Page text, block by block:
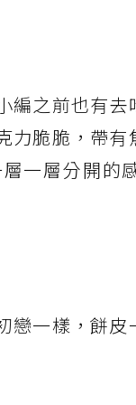
之前也有
脆脆，帶
一層分開的
戀一樣，餅